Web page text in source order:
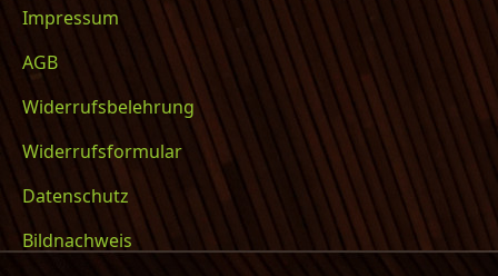
Impressum
AGB
Widerrufsbelehrung
Widerrufsformular
Datenschutz
Bildnachweis